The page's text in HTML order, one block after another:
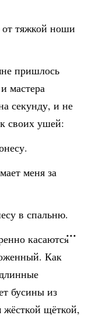
тяжкой ноши
пришлось
мастера
секунду, и не
своих ушей:
меня за
в спальню.
касаются
Как
бусины из
жёсткой щёткой,